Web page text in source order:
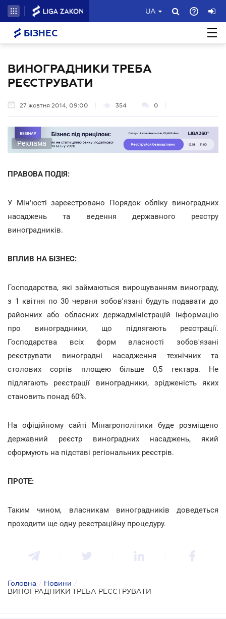
UA
БІЗНЕС
ВИНОГРАДНИКИ ТРЕБА
РЕЄСТРУВАТИ
27 жовтня 2014, 09:00 354 0
Реклама
ПРАВОВА ПОДІЯ:
У Мін'юсті зареєстровано Порядок обліку виноградних
насаджень та ведення державного реєстру
виноградників.
ВПЛИВ НА БІЗНЕС:
Господарства, які займаються вирощуванням винограду,
з 1 квітня по 30 червня зобов'язані будуть подавати до
районних або обласних держадміністрацій інформацію
про виноградники, що підлягають реєстрації.
Господарства всіх форм власності зобов'язані
реєструвати виноградні насадження технічних та
столових сортів площею більше 0,5 гектара. Не
підлягають реєстрації виноградники, зрідженість яких
становить понад 60%.
На офіційному сайті Мінагрополітики буде розміщено
державний реєстр виноградних насаджень, який
сформують на підставі регіональних реєстрів.
ПРОТЕ:
Таким чином, власникам виноградників доведеться
проходити ще одну реєстраційну процедуру.
Головна / Новини /
ВИНОГРАДНИКИ ТРЕБА РЕЄСТРУВАТИ